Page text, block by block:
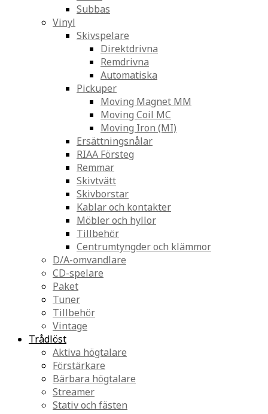
Subbas
Vinyl
Skivspelare
Direktdrivna
Remdrivna
Automatiska
Pickuper
Moving Magnet MM
Moving Coil MC
Moving Iron (MI)
Ersättningsnålar
RIAA Försteg
Remmar
Skivtvätt
Skivborstar
Kablar och kontakter
Möbler och hyllor
Tillbehör
Centrumtyngder och klämmor
D/A-omvandlare
CD-spelare
Paket
Tuner
Tillbehör
Vintage
Trådlöst
Aktiva högtalare
Förstärkare
Bärbara högtalare
Streamer
Stativ och fästen